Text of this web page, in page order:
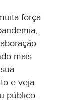
força
mais
e veja
público.